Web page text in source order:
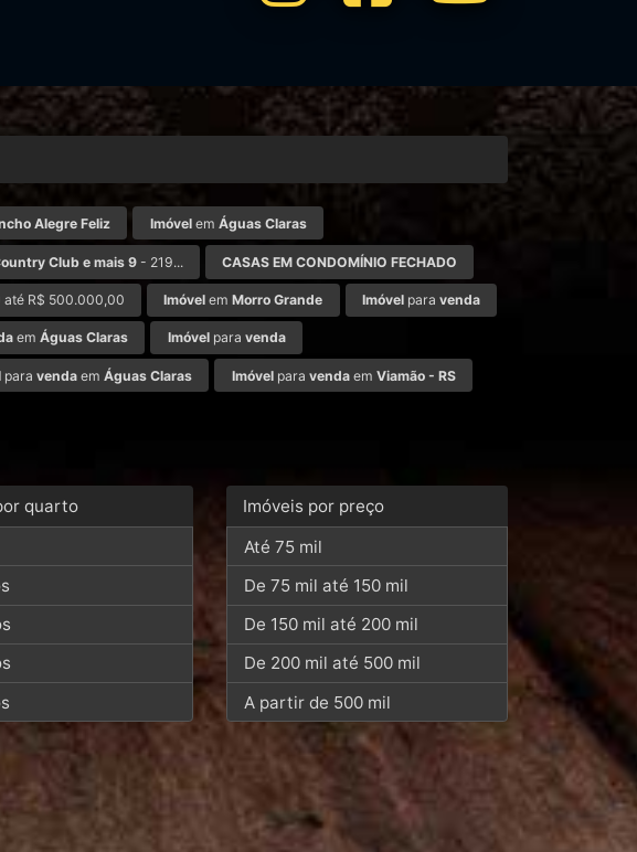
Alegre Feliz Imóvelem Águas Claras
Club e mais 9- 219... CASAS EM CONDOMÍNIO FECHADO
R$ 500.000,00 Imóvel emMorro Grande Imóvelpara venda
emÁguas Claras Imóvelpara venda
paravenda emÁguas Claras Imóvelpara vendaem Viamão - RS
quarto
Imóveis por preço
Até 75 mil
De 75 mil até 150 mil
De 150 mil até 200 mil
De 200 mil até 500 mil
A partir de 500 mil